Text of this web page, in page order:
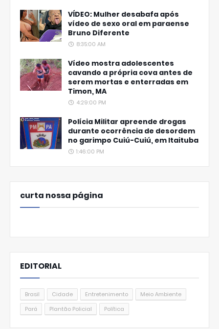
VÍDEO: Mulher desabafa após
vídeo de sexo oral em paraense
Bruno Diferente
8:35:00 AM
Vídeo mostra adolescentes
cavando a própria cova antes de
serem mortas e enterradas em
Timon, MA
4:29:00 PM
Polícia Militar apreende drogas
durante ocorrência de desordem
no garimpo Cuiú-Cuiú, em Itaituba
1:46:00 PM
curta nossa página
EDITORIAL
Brasil Cidade Entretenimento
Meio Ambiente
Pará
Plantão Policial Política